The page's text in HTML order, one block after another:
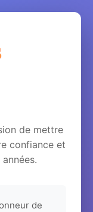
de mettre
confiance et
de